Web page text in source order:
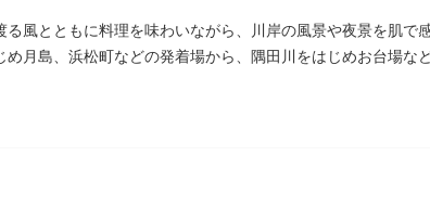
風とともに料理を味わいながら、川岸の風景や夜景を肌で
月島、浜松町などの発着場から、隅田川をはじめお台場な